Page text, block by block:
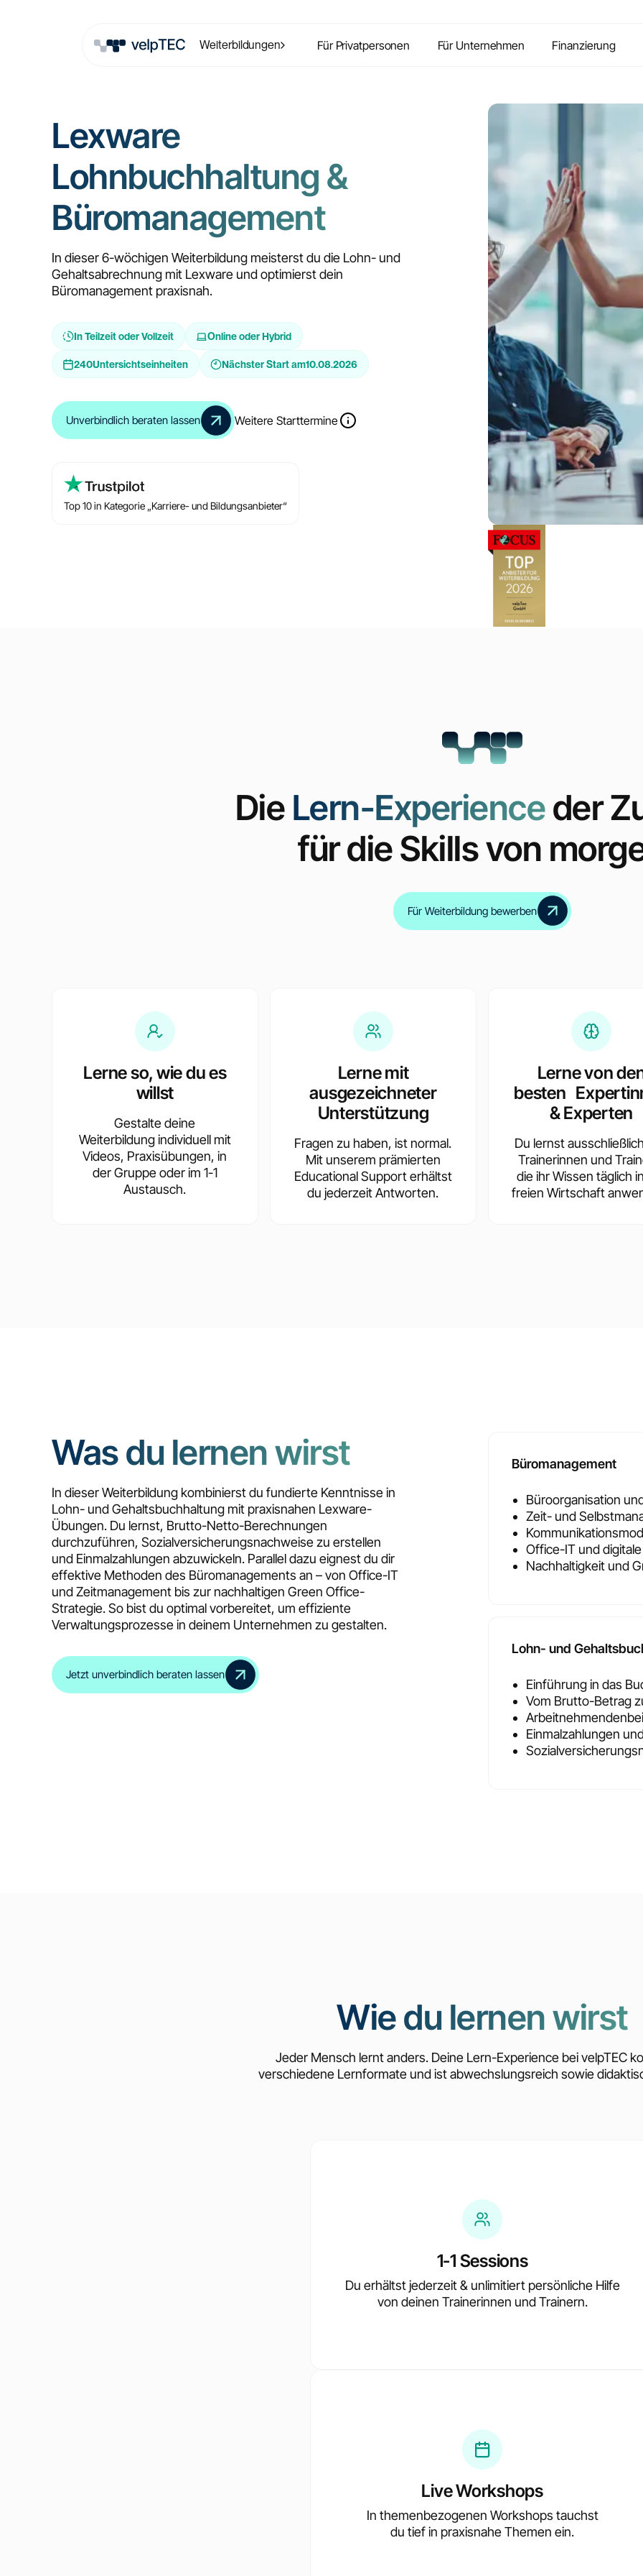
Weiterbildungen Für Privatpersonen Für Unternehmen Finanzierung
Inklusive Zertifikate
für alle Zwischenmodule
Lexware
Lohnbuchhaltung &
Büromanagement
In dieser 6-wöchigen Weiterbildung meisterst du die Lohn- und
Gehaltsabrechnung mit Lexware und optimierst dein
Büromanagement praxisnah.
In Teilzeit oder Vollzeit Online oder Hybrid
240Untersichtseinheiten Nächster Start am10.08.2026
Unverbindlich beraten lassen Weitere Starttermine
Top 10 in Kategorie „Karriere- und Bildungsanbieter“
Die Lern-Experienceder
für die Skills von
Für Weiterbildung bewerben
Lerne so, wie du es
willst
Gestalte deine
Weiterbildung individuell mit
Videos, Praxisübungen, in
der Gruppe oder im 1-1
Austausch.
Lerne mit
ausgezeichneter
Unterstützung
Fragen zu haben, ist normal.
Mit unserem prämierten
Educational Support erhältst
du jederzeit Antworten.
Lerne von
besten
& Experten
Du lernst
Trainerinnen und
die ihr Wissen täglich
freien Wirtschaft
Was du lernen wirst
In dieser Weiterbildung kombinierst du fundierte Kenntnisse in
Lohn- und Gehaltsbuchhaltung mit praxisnahen Lexware-
Übungen. Du lernst, Brutto-Netto-Berechnungen
durchzuführen, Sozialversicherungsnachweise zu erstellen
und Einmalzahlungen abzuwickeln. Parallel dazu eignest du dir
effektive Methoden des Büromanagements an – von Office-IT
und Zeitmanagement bis zur nachhaltigen Green Office-
Strategie. So bist du optimal vorbereitet, um effiziente
Verwaltungsprozesse in deinem Unternehmen zu gestalten.
Jetzt unverbindlich beraten lassen
Büromanagement
Büroorganisation
Zeit- und
Office-IT und
Nachhaltigkeit und
Lohn- und
Einführung in das
Vom Brutto-Betrag
Einmalzahlungen
Wie du lernen wirst
Jeder Mensch lernt anders. Deine Lern-Experience bei velpTEC
verschiedene Lernformate und ist abwechslungsreich sowie
1-1 Sessions
Du erhältst jederzeit & unlimitiert persönliche Hilfe
von deinen Trainerinnen und Trainern.
Live Workshops
In themenbezogenen Workshops tauchst
du tief in praxisnahe Themen ein.